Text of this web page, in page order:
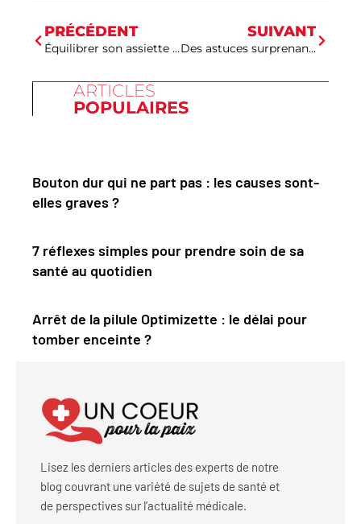
PRÉCÉDENT
Équilibrer son assiette : les secrets pour une santé éclatante dévoilés
SUIVANT
Des astuces surprenantes pour garder votre cœur en pleine forme
ARTICLES
POPULAIRES
Bouton dur qui ne part pas : les causes sont-
elles graves ?
7 réflexes simples pour prendre soin de sa
santé au quotidien
Arrêt de la pilule Optimizette : le délai pour
tomber enceinte ?
Lisez les derniers articles des experts de notre
blog couvrant une variété de sujets de santé et
de perspectives sur l’actualité médicale.